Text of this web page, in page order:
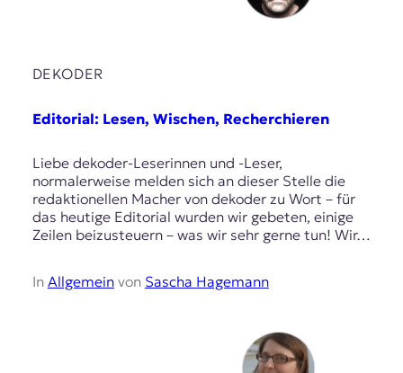
DEKODER
Editorial: Lesen, Wischen, Recherchieren
Liebe dekoder-Leserinnen und -Leser,
normalerweise melden sich an dieser Stelle die
redaktionellen Macher von dekoder zu Wort – für
das heutige Editorial wurden wir gebeten, einige
Zeilen beizusteuern – was wir sehr gerne tun! Wir…
In Allgemeinvon Sascha Hagemann